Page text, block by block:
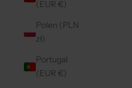
(EUR €)
Polen (PLN
zł)
Portugal
(EUR €)